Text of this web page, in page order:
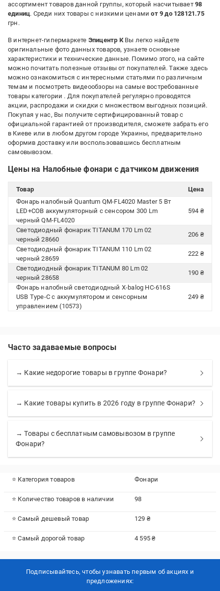
ассортимент товаров данной группы, который насчитывает98
единиц. Среди них товары с низкими ценамиот 9 до 128121.75
грн.
В интернет-гипермаркете Эпицентр КВы легко найдете
оригинальные фото данных товаров, узнаете основные
характеристики и технические данные. Помимо этого, на сайте
можно почитать полезные отзывы от покупателей. Также здесь
можно ознакомиться с интересными статьями по различным
темам и посмотреть видеообзоры на самые востребованные
товары категории . Для покупателей регулярно проводятся
акции, распродажи и скидки с множеством выгодных позиций.
Покупая у нас, Вы получите сертифицированный товар с
официальной гарантией от производителя, сможете забрать его
в Киеве или в любом другом городе Украины, предварительно
оформив доставку или воспользовавшись бесплатным
самовывозом.
Цены на Налобные фонари с датчиком движения
Товар
Цена
Фонарь налобный Quantum QM-FL4020 Master 5 Вт
LED+COB аккумуляторный с сенсором 300 Lm
черный QM-FL4020
594 ₴
Светодиодный фонарик TITANUM 170 Lm 02
черный 28660
206 ₴
Светодиодный фонарик TITANUM 110 Lm 02
черный 28659
222 ₴
Светодиодный фонарик TITANUM 80 Lm 02
черный 28658
190 ₴
Фонарь налобный светодиодный X-balog HC-616S
USB Type-C с аккумулятором и сенсорным
управлением (10573)
249 ₴
Часто задаваемые вопросы
→ Какие недорогие товары в группе Фонари?
→ Какие товары купить в 2026 году в группе Фонари?
→ Товары с бесплатным самовывозом в группе
Фонари?
⭐ Категория товаров Фонари
⭐ Количество товаров в наличии 98
⭐ Самый дешевый товар 129 ₴
⭐ Самый дорогой товар 4 595 ₴
Подписывайтесь, чтобы узнавать первым об акцияx и
предложениях: